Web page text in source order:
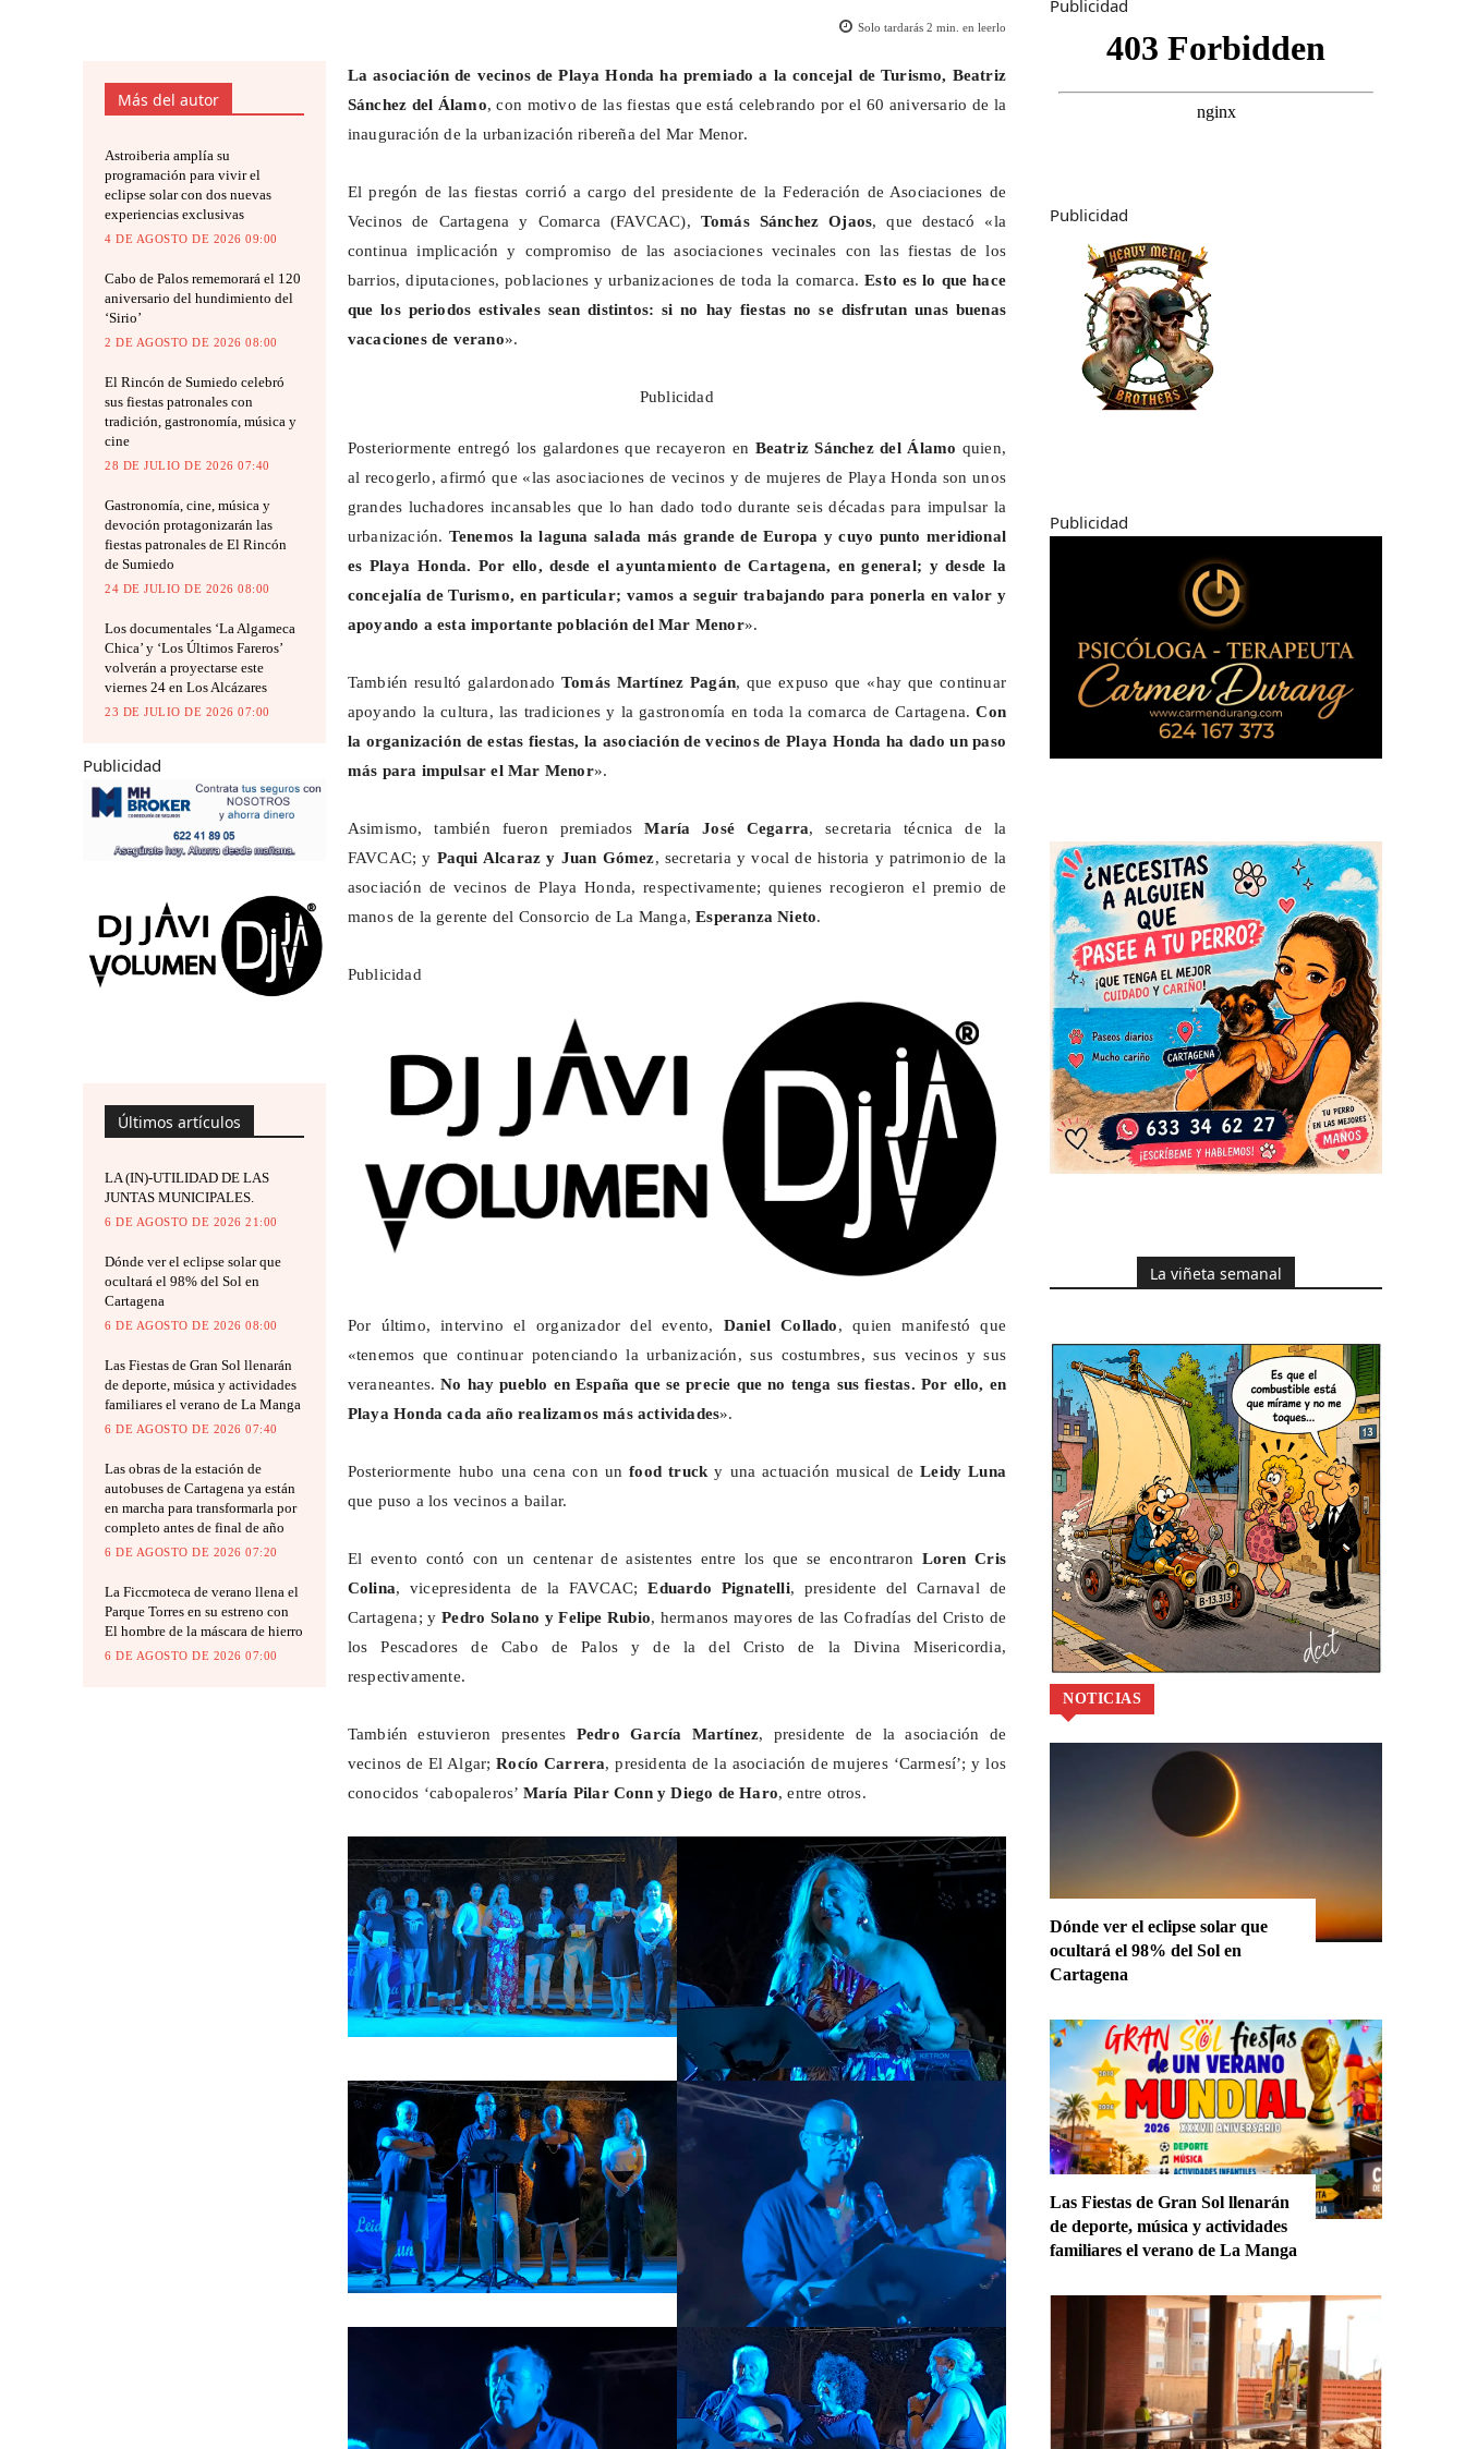
Solo tardarás2 min. en leerlo
Más del autor
Astroiberia amplía su
programación para vivir el
eclipse solar con dos nuevas
experiencias exclusivas
4 DE AGOSTO DE 2026 09:00
Cabo de Palos rememorará el 120
aniversario del hundimiento del
‘Sirio’
2 DE AGOSTO DE 2026 08:00
El Rincón de Sumiedo celebró
sus fiestas patronales con
tradición, gastronomía, música y
cine
28 DE JULIO DE 2026 07:40
Gastronomía, cine, música y
devoción protagonizarán las
fiestas patronales de El Rincón
de Sumiedo
24 DE JULIO DE 2026 08:00
Los documentales ‘La Algameca
Chica’ y ‘Los Últimos Fareros’
volverán a proyectarse este
viernes 24 en Los Alcázares
23 DE JULIO DE 2026 07:00
Publicidad
Últimos artículos
LA (IN)-UTILIDAD DE LAS
JUNTAS MUNICIPALES.
6 DE AGOSTO DE 2026 21:00
Dónde ver el eclipse solar que
ocultará el 98% del Sol en
Cartagena
6 DE AGOSTO DE 2026 08:00
Las Fiestas de Gran Sol llenarán
de deporte, música y actividades
familiares el verano de La Manga
6 DE AGOSTO DE 2026 07:40
Las obras de la estación de
autobuses de Cartagena ya están
en marcha para transformarla por
completo antes de final de año
6 DE AGOSTO DE 2026 07:20
La Ficcmoteca de verano llena el
Parque Torres en su estreno con
El hombre de la máscara de hierro
6 DE AGOSTO DE 2026 07:00
La asociación de vecinos de Playa Honda ha premiado a la concejal de Turismo, Beatriz
Sánchez del Álamo, con motivo de las fiestas que está celebrando por el 60 aniversario de la
inauguración de la urbanización ribereña del Mar Menor.
El pregón de las fiestas corrió a cargo del presidente de la Federación de Asociaciones de
Vecinos de Cartagena y Comarca (FAVCAC), Tomás SánchezOjaos, que destacó «la
continua implicación y compromiso de las asociaciones vecinales con las fiestas de los
barrios, diputaciones, poblaciones y urbanizaciones de toda la comarca.Esto es lo que hace
que los periodos estivales sean distintos: si no hay fiestas no se disfrutan unas buenas
vacaciones de verano».
Publicidad
Posteriormente entregó los galardones que recayeron en Beatriz Sánchez del Álamo quien,
al recogerlo, afirmó que «las asociaciones de vecinos y de mujeres de Playa Honda son unos
grandes luchadores incansables que lo han dado todo durante seis décadas para impulsar la
urbanización. Tenemos la laguna salada más grande de Europa y cuyo punto meridional
es Playa Honda. Por ello, desde el ayuntamiento de Cartagena, en general; y desde la
concejalía de Turismo, en particular; vamos a seguir trabajando para ponerla en valor y
apoyando a esta importante población del Mar Menor».
También resultó galardonado Tomás Martínez Pagán, que expuso que «hay que continuar
apoyando la cultura, las tradiciones y la gastronomía en toda la comarca de Cartagena.Con
la organización de estas fiestas, la asociación de vecinos de Playa Honda ha dado un paso
más para impulsar el Mar Menor».
Asimismo, también fueron premiadosMaría José Cegarra, secretaria técnica de la
FAVCAC; y Paqui Alcaraz y Juan Gómez, secretaria y vocal de historia y patrimonio de la
asociación de vecinos de Playa Honda, respectivamente; quienes recogieron el premio de
manos de la gerente del Consorcio de La Manga,Esperanza Nieto.
Publicidad
Por último, intervino el organizador del evento, Daniel Collado, quien manifestó que
«tenemos que continuar potenciando la urbanización, sus costumbres, sus vecinos y sus
veraneantes.No hay pueblo en España que se precie que no tenga sus fiestas. Por ello, en
Playa Honda cada año realizamos más actividades».
Posteriormente hubo una cena con unfood truck y una actuación musical deLeidy Luna
que puso a los vecinos a bailar.
El evento contó con un centenar de asistentes entre los que se encontraron Loren Cris
Colina, vicepresidenta de la FAVCAC;Eduardo Pignatelli, presidente del Carnaval de
Cartagena; yPedro Solano y Felipe Rubio, hermanos mayores de las Cofradías del Cristo de
los Pescadores de Cabo de Palos y de la del Cristo de la Divina Misericordia,
respectivamente.
También estuvieron presentes Pedro García Martínez, presidente de la asociación de
vecinos de El Algar;Rocío Carrera, presidenta de la asociación de mujeres ‘Carmesí’; y los
conocidos ‘cabopaleros’ María Pilar Conny Diego de Haro, entre otros.
Publicidad
Publicidad
Publicidad
La viñeta semanal
NOTICIAS
Dónde ver el eclipse solar que
ocultará el 98% del Sol en
Cartagena
Las Fiestas de Gran Sol llenarán
de deporte, música y actividades
familiares el verano de La Manga